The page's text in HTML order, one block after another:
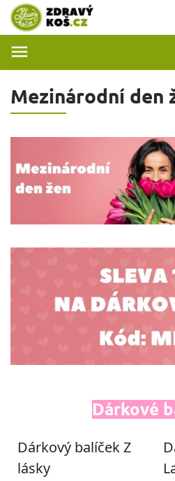
Mezinárodní den
Dárkové